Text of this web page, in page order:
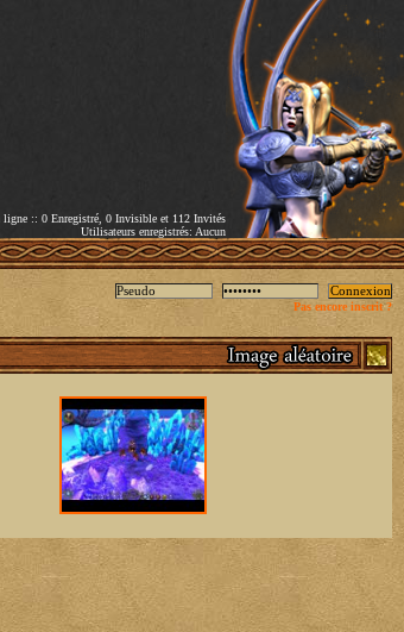
ligne :: 0 Enregistré, 0 Invisible et 112 Invités
Utilisateurs enregistrés: Aucun
Pas encore inscrit ?